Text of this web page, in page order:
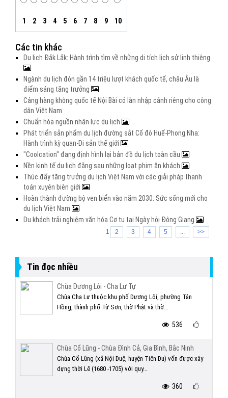
1 2 3 4 5 6 7 8 9 10
Các tin khác
Du lịch Đắk Lắk: Hành trình tìm về những di tích lịch sử linh thiêng
Ngành du lịch đón gần 14 triệu lượt khách quốc tế, châu Âu là
điểm sáng tăng trưởng
Cảng hàng không quốc tế Nội Bài có làn nhập cảnh riêng cho công
dân Việt Nam
Chuẩn hóa nguồn nhân lực du lịch
Phát triển sản phẩm du lịch đường sắt Cố đô Huế-Phong Nha:
Hành trình kỳ quan-Di sản thế giới
"Coolcation" đang định hình lại bản đồ du lịch toàn cầu
Nền kinh tế du lịch đằng sau những loạt phim ăn khách
Thúc đẩy tăng trưởng du lịch Việt Nam với các giải pháp thanh
toán xuyên biên giới
Hoàn thành đường bộ ven biển vào năm 2030: Sức sống mới cho
du lịch Việt Nam
Du khách trải nghiệm văn hóa Cơ tu tại Ngày hội Đông Giang
1 2 3 4 5 ... >>
Tin đọc nhiều
Chùa Dương Lôi - Cha Lư Tự
Chùa Cha Lư thuộc khu phố Dương Lôi, phường Tân
Hồng, thành phố Từ Sơn, thờ Phật và thờ...
536
Chùa Cổ Lũng - Chùa Đình Cả, Gia Bình, Bắc Ninh
Chùa Cổ Lũng (xã Nội Duệ, huyện Tiên Du) vốn được xây
dựng thời Lê (1680 -1705) với quy...
360